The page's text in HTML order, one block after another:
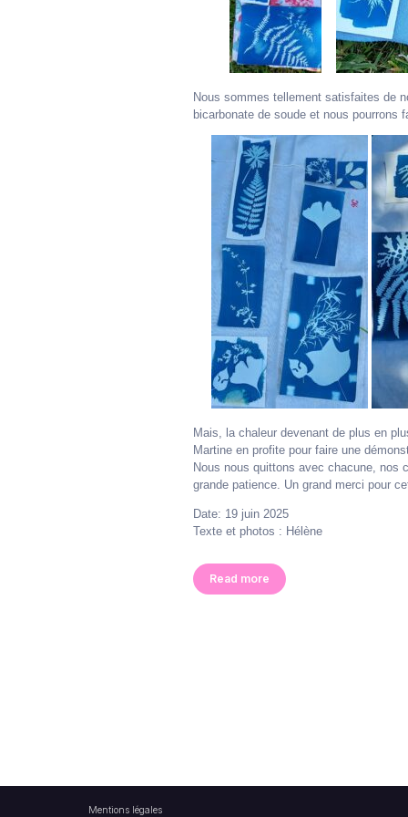
Nous sommes tellement satisfaites de
bicarbonate de soude et nous
Mais, la chaleur devenant de plus en
Martine en profite pour faire une
Nous nous quittons avec chacune, nos
grande patience. Un grand merci pour
Date: 19 juin 2025
Texte et photos : Hélène
Read more
Mentions légales